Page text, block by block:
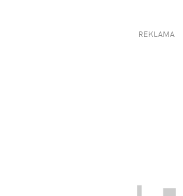
REKLAMA